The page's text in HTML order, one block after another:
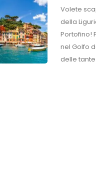
Volete
della
Portofino!
nel Golfo
delle